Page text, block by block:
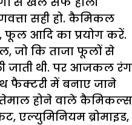
सही हो. कैमिकल
फूल आदि का प्रयोग करें.
जो कि ताजा फूलों से
जाती थी. पर आजकल रंग
में बनाए जाने
होने वाले कैमिकल्स
एल्युमिनियम ब्रोमाइड,